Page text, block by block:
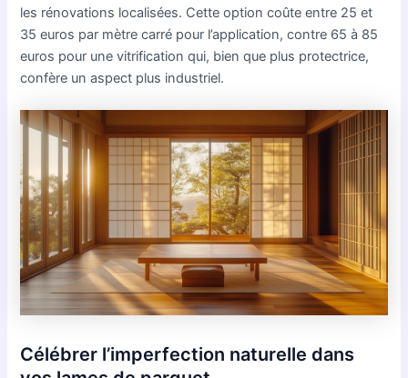
les rénovations localisées. Cette option coûte entre 25 et
35 euros par mètre carré pour l’application, contre 65 à 85
euros pour une vitrification qui, bien que plus protectrice,
confère un aspect plus industriel.
Célébrer l’imperfection naturelle dans